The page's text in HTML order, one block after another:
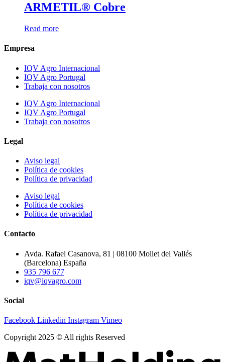
ARMETIL® Cobre
Read more
Empresa
IQV Agro Internacional
IQV Agro Portugal
Trabaja con nosotros
IQV Agro Internacional
IQV Agro Portugal
Trabaja con nosotros
Legal
Aviso legal
Política de cookies
Política de privacidad
Aviso legal
Política de cookies
Política de privacidad
Contacto
Avda. Rafael Casanova, 81 | 08100 Mollet del Vallés
(Barcelona) España
935 796 677
iqv@iqvagro.com
Social
Facebook Linkedin Instagram Vimeo
Copyright 2025 © All rights Reserved